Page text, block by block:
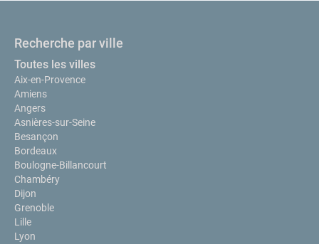
Recherche par ville
Toutes les villes
Aix-en-Provence
Amiens
Angers
Asnières-sur-Seine
Besançon
Bordeaux
Boulogne-Billancourt
Chambéry
Dijon
Grenoble
Lille
Lyon